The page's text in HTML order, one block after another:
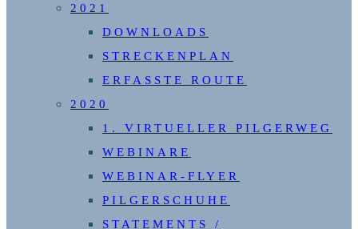
2021
DOWNLOADS
STRECKENPLAN
ERFASSTE ROUTE
2020
1. VIRTUELLER PILGERWEG
WEBINARE
WEBINAR-FLYER
PILGERSCHUHE
STATEMENTS /